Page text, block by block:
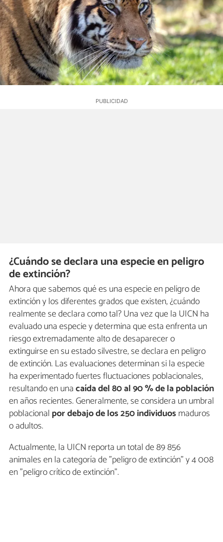
¿Cuándo se declara una especie en peligro
de extinción?
Ahora que sabemos qué es una especie en peligro de
extinción y los diferentes grados que existen, ¿cuándo
realmente se declara como tal? Una vez que la UICN ha
evaluado una especie y determina que esta enfrenta un
riesgo extremadamente alto de desaparecer o
extinguirse en su estado silvestre, se declara en peligro
de extinción. Las evaluaciones determinan si la especie
ha experimentado fuertes fluctuaciones poblacionales,
resultando en unacaída del 80 al 90 % de la población
en años recientes. Generalmente, se considera un umbral
poblacional por debajo de los 250 individuos maduros
o adultos.
Actualmente, la UICN reporta un total de 89 856
animales en la categoría de "peligro de extinción" y 4 008
en "peligro crítico de extinción".